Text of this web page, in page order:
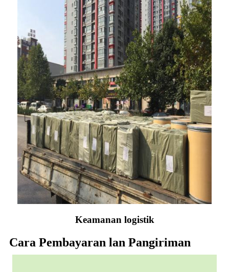
Keamanan logistik
Cara Pembayaran lan Pangiriman